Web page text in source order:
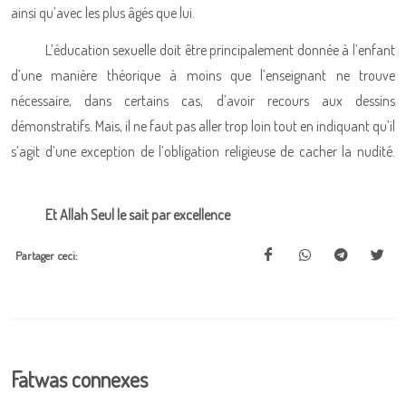
ainsi qu’avec les plus âgés que lui.
L’éducation sexuelle doit être principalement donnée à l’enfant
d’une manière théorique à moins que l’enseignant ne trouve
nécessaire, dans certains cas, d’avoir recours aux dessins
démonstratifs. Mais, il ne faut pas aller trop loin tout en indiquant qu’il
s’agit d’une exception de l’obligation religieuse de cacher la nudité.
Et Allah Seul le sait par excellence
Partager ceci:
Fatwas connexes